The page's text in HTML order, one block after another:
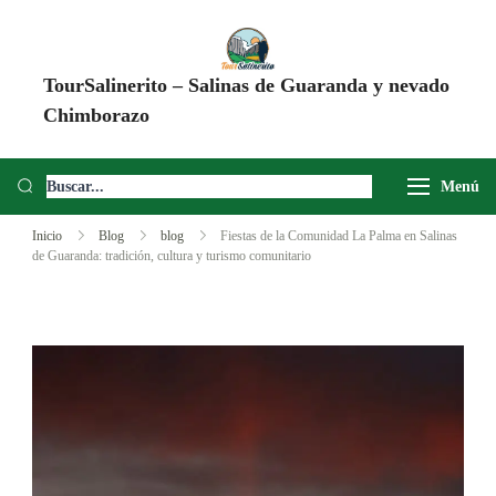
TourSalinerito – Salinas de Guaranda y nevado
Chimborazo
Chimborazo, Minas de Sal, Quesera El Salinerito, Chocolates El
Menú
Inicio Blog blog
Fiestas de la Comunidad La Palma en Salinas
de Guaranda: tradición, cultura y turismo comunitario